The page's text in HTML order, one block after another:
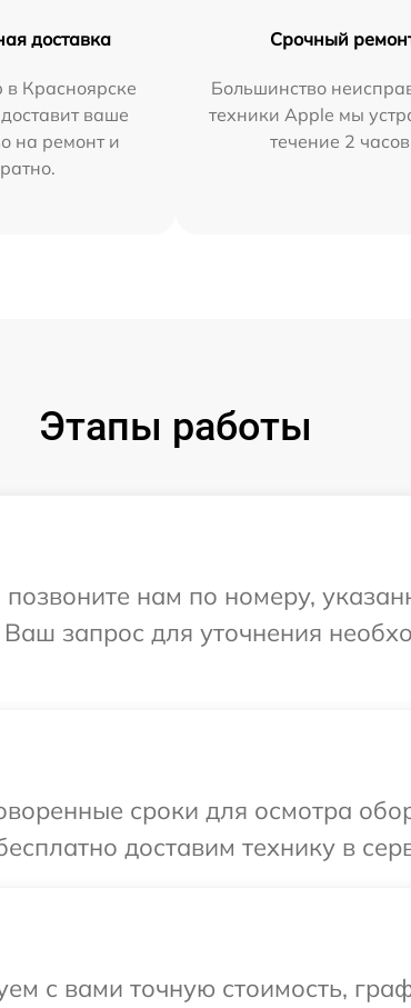
доставка
Красноярске
ваше
на ремонт и
Срочный
Большинство
техники Apple мы
течение 2
Этапы работы
нам по номеру,
Ваш запрос для уточнения
сроки для осмотра
доставим технику в
с вами точную стоимость,